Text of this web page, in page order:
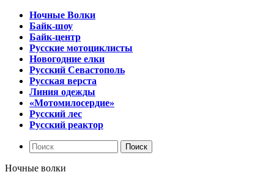
Ночные Волки
Байк-шоу
Байк-центр
Русские мотоциклисты
Новогодние елки
Русский Севастополь
Русская верста
Линия одежды
«Мотомилосердие»
Русский лес
Русский реактор
Ночные волки